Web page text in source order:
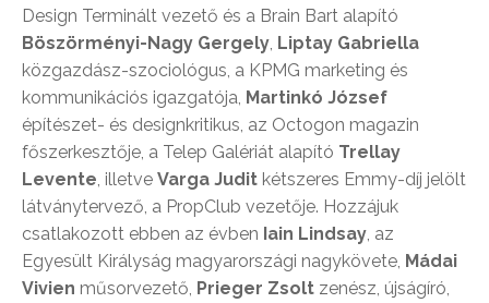
Design Terminált vezető és a Brain Bart alapító
Böszörményi-Nagy Gergely, Liptay Gabriella
közgazdász-szociológus, a KPMG marketing és
kommunikációs igazgatója, Martinkó József
építészet- és designkritikus, az Octogon magazin
főszerkesztője, a Telep Galériát alapító Trellay
Levente, illetve Varga Judit kétszeres Emmy-díj jelölt
látványtervező, a PropClub vezetője. Hozzájuk
csatlakozott ebben az évben Iain Lindsay, az
Egyesült Királyság magyarországi nagykövete, Mádai
Vivien műsorvezető, Prieger Zsolt zenész, újságíró,